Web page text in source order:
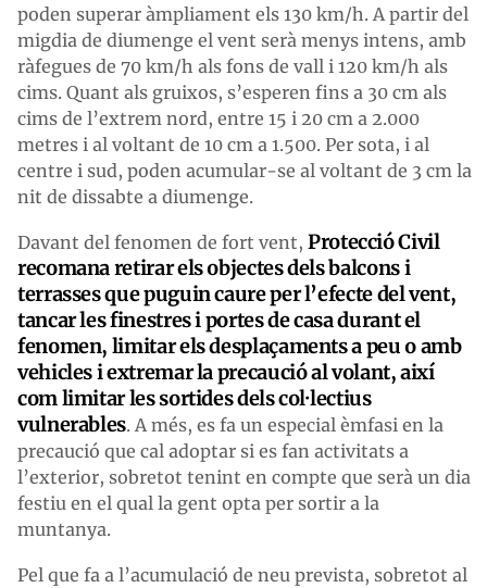
poden superar àmpliament els 130 km/h. A partir del
migdia de diumenge el vent serà menys intens, amb
ràfegues de 70 km/h als fons de vall i 120 km/h als
cims. Quant als gruixos, s’esperen fins a 30 cm als
cims de l’extrem nord, entre 15 i 20 cm a 2.000
metres i al voltant de 10 cm a 1.500. Per sota, i al
centre i sud, poden acumular-se al voltant de 3 cm la
nit de dissabte a diumenge.
Davant del fenomen de fort vent, Protecció Civil
recomana retirar els objectes dels balcons i
terrasses que puguin caure per l’efecte del vent,
tancar les finestres i portes de casa durant el
fenomen, limitar els desplaçaments a peu o amb
vehicles i extremar la precaució al volant, així
com limitar les sortides dels col·lectius
vulnerables. A més, es fa un especial èmfasi en la
precaució que cal adoptar si es fan activitats a
l’exterior, sobretot tenint en compte que serà un dia
festiu en el qual la gent opta per sortir a la
muntanya.
Pel que fa a l’acumulació de neu prevista, sobretot al